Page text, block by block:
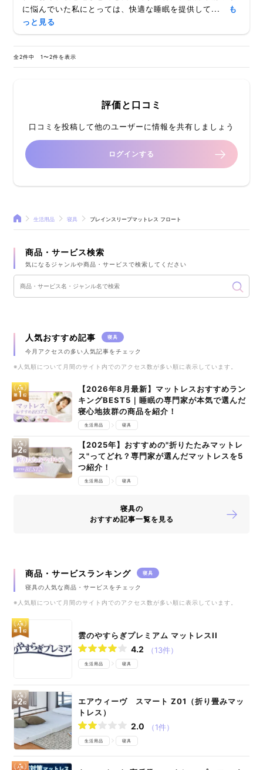
に悩んでいた私にとっては、快適な睡眠を提供して...
も
っと見る
全2件中 1〜2件を表示
評価と口コミ
口コミを投稿して他のユーザーに情報を共有しましょう
ログインする
生活用品 寝具 ブレインスリープマットレス フロート
商品・サービス検索
気になるジャンルや商品・サービスで検索してください
人気おすすめ記事 寝具
今月アクセスの多い人気記事をチェック
※人気順について月間のサイト内でのアクセス数が多い順に表示しています。
【2026年8月最新】マットレスおすすめラン
キングBEST5｜睡眠の専門家が本気で選んだ
寝心地抜群の商品を紹介！
生活用品 寝具
【2025年】おすすめの"折りたたみマットレ
ス"ってどれ？専門家が選んだマットレスを5
つ紹介！
生活用品 寝具
寝具の
おすすめ記事一覧を見る
商品・サービスランキング 寝具
寝具の人気な商品・サービスをチェック
※人気順について月間のサイト内でのアクセス数が多い順に表示しています。
雲のやすらぎプレミアム マットレスII
4.2 （13件）
生活用品 寝具
エアウィーヴ スマート Z01（折り畳みマッ
トレス）
2.0 （1件）
生活用品 寝具